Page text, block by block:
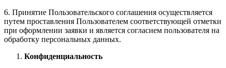
6. Принятие Пользовательского соглашения осуществляется
путем проставления Пользователем соответствующей отметки
при оформлении заявки и является согласием пользователя на
обработку персональных данных.
Конфиденциальность